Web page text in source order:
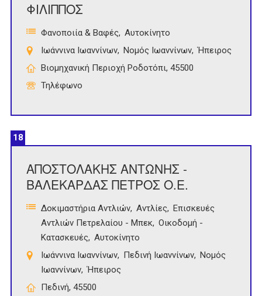
ΦΙΛΙΠΠΟΣ
Φανοποιία & Βαφές
Αυτοκίνητο
Ιωάννινα Ιωαννίνων
Νομός Ιωαννίνων Ήπειρος
Βιομηχανική Περιοχή Ροδοτόπι, 45500
Τηλέφωνο
18
ΑΠΟΣΤΟΛΑΚΗΣ ΑΝΤΩΝΗΣ -
ΒΑΛΕΚΑΡΔΑΣ ΠΕΤΡΟΣ Ο.Ε.
Δοκιμαστήρια Αντλιών Αντλίες
Επισκευές
Αντλιών Πετρελαίου - Μπεκ Οικοδομή -
Κατασκευές
Αυτοκίνητο
Ιωάννινα Ιωαννίνων
Πεδινή Ιωαννίνων
Νομός
Ιωαννίνων Ήπειρος
Πεδινή, 45500